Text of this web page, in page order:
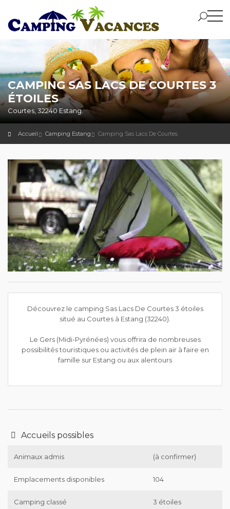
CAMPING SAS LACS DE COURTES 3
ÉTOILES
Courtes, 32240 Estang.
Accueil Camping Estang Camping Sas Lacs De Courtes
Découvrez le camping Sas Lacs De Courtes 3 étoiles
situé au Courtes à Estang (32240).
Le Gers (Midi-Pyrénées) vous offrira de nombreuses
possibilités touristiques ou activités de plein air à faire en
famille sur Estang ou aux alentours
Accueils possibles
Animaux admis (à confirmer)
Emplacements disponibles 104
Camping classé 3 étoiles